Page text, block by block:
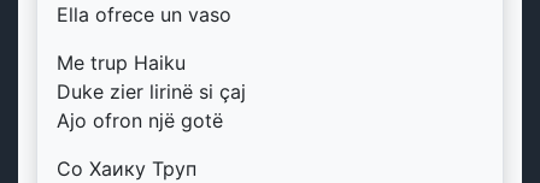
Ella ofrece un vaso
Me trup Haiku
Duke zier lirinë si çaj
Ajo ofron një gotë
Со Хаику Труп